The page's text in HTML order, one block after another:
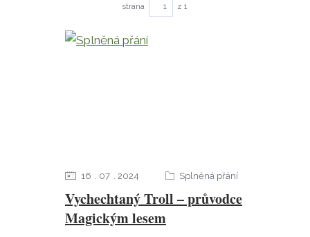
strana z 1
Vychechtaný Troll – průvodce
Magickým lesem
16 07 2024 Splněná přání